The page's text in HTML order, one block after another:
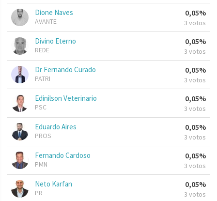
Dione Naves
AVANTE
0,05%
3 votos
Divino Eterno
REDE
0,05%
3 votos
Dr Fernando Curado
PATRI
0,05%
3 votos
Edinilson Veterinario
PSC
0,05%
3 votos
Eduardo Aires
PROS
0,05%
3 votos
Fernando Cardoso
PMN
0,05%
3 votos
Neto Karfan
PR
0,05%
3 votos